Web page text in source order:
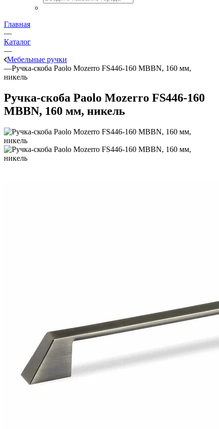
Главная
—
Каталог
—
Мебельные ручки
—Ручка-скоба Paolo Mozerro FS446-160 MBBN, 160 мм,
никель
Ручка-скоба Paolo Mozerro FS446-160
MBBN, 160 мм, никель